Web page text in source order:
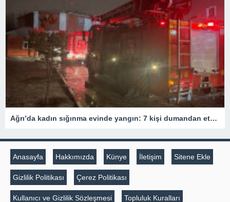
Ağrı’da kadın sığınma evinde yangın: 7 kişi dumandan etkilendi – Son Dakika Türkiye Haberleri
Anasayfa Hakkımızda Künye İletişim Sitene Ekle
Gizlilik Politikası Çerez Politikası
Kullanıcı ve Gizlilik Sözleşmesi Topluluk Kuralları